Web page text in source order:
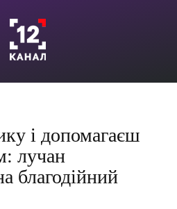
і допомагаєш
лучан
благодійний